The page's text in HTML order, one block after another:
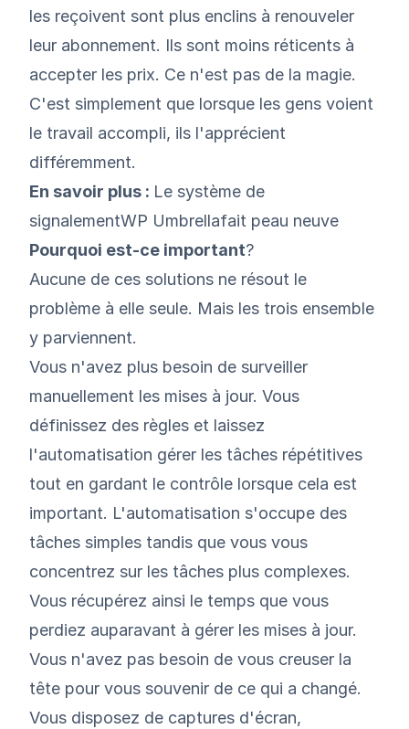
les reçoivent sont plus enclins à renouveler
leur abonnement. Ils sont moins réticents à
accepter les prix. Ce n'est pas de la magie.
C'est simplement que lorsque les gens voient
le travail accompli, ils l'apprécient
différemment.
En savoir plus : Le système de
signalementWP Umbrellafait peau neuve
Pourquoi est-ce important?
Aucune de ces solutions ne résout le
problème à elle seule. Mais les trois ensemble
y parviennent.
Vous n'avez plus besoin de surveiller
manuellement les mises à jour. Vous
définissez des règles et laissez
l'automatisation gérer les tâches répétitives
tout en gardant le contrôle lorsque cela est
important. L'automatisation s'occupe des
tâches simples tandis que vous vous
concentrez sur les tâches plus complexes.
Vous récupérez ainsi le temps que vous
perdiez auparavant à gérer les mises à jour.
Vous n'avez pas besoin de vous creuser la
tête pour vous souvenir de ce qui a changé.
Vous disposez de captures d'écran,